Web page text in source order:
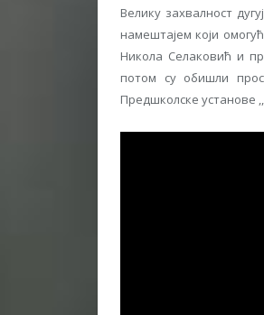
Велику захвалност
намештајем који
Никола Селаковић и
потом су обишли
Предшколске установе